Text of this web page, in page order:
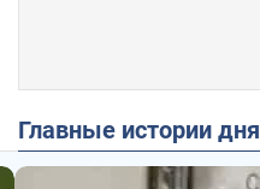
Главные истории дня